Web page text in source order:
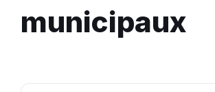
municipaux